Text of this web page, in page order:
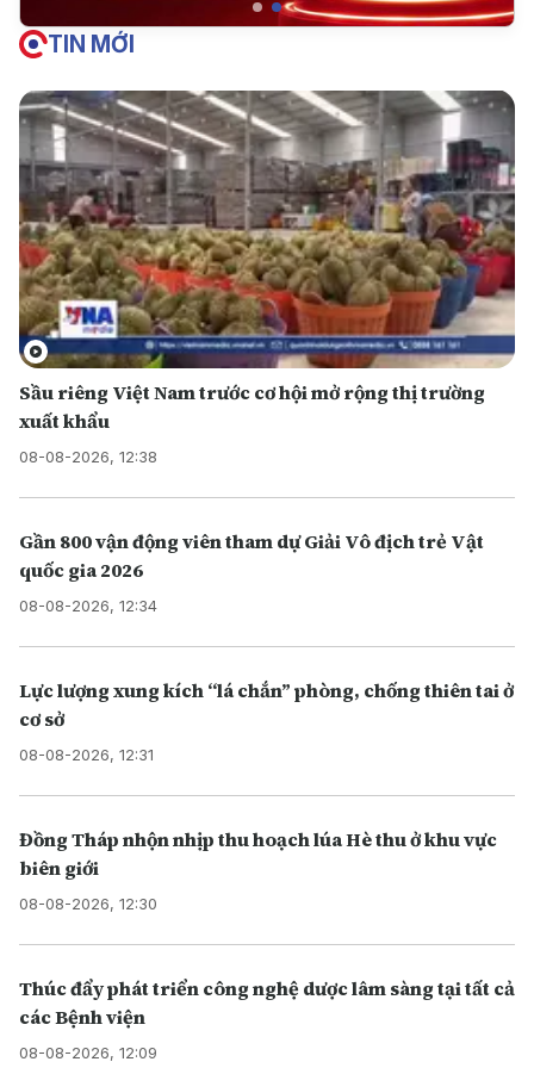
TIN MỚI
Sầu riêng Việt Nam trước cơ hội mở rộng thị trường
xuất khẩu
08-08-2026, 12:38
Gần 800 vận động viên tham dự Giải Vô địch trẻ Vật
quốc gia 2026
08-08-2026, 12:34
Lực lượng xung kích “lá chắn” phòng, chống thiên tai ở
cơ sở
08-08-2026, 12:31
Đồng Tháp nhộn nhịp thu hoạch lúa Hè thu ở khu vực
biên giới
08-08-2026, 12:30
Thúc đẩy phát triển công nghệ dược lâm sàng tại tất cả
các Bệnh viện
08-08-2026, 12:09